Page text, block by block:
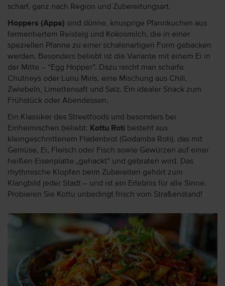
scharf, ganz nach Region und Zubereitungsart.
Hoppers (Appa) sind dünne, knusprige Pfannkuchen aus
fermentiertem Reisteig und Kokosmilch, die in einer
speziellen Pfanne zu einer schalenartigen Form gebacken
werden. Besonders beliebt ist die Variante mit einem Ei in
der Mitte – “Egg Hopper”. Dazu reicht man scharfe
Chutneys oder Lunu Miris, eine Mischung aus Chili,
Zwiebeln, Limettensaft und Salz. Ein idealer Snack zum
Frühstück oder Abendessen.
Ein Klassiker des Streetfoods und besonders bei
Einheimischen beliebt: Kottu Roti besteht aus
kleingeschnittenem Fladenbrot (Godamba Roti), das mit
Gemüse, Ei, Fleisch oder Fisch sowie Gewürzen auf einer
heißen Eisenplatte „gehackt“ und gebraten wird. Das
rhythmische Klopfen beim Zubereiten gehört zum
Klangbild jeder Stadt – und ist ein Erlebnis für alle Sinne.
Probieren Sie Kottu unbedingt frisch vom Straßenstand!